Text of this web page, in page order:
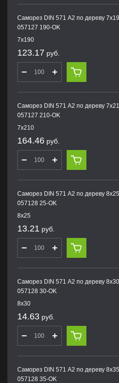
Саморез DIN 571 А2 по дереву
057127 190-OK
7х190
123.17 руб.
Саморез DIN 571 А2 по дереву
057127 210-OK
7х210
164.46 руб.
Саморез DIN 571 А2 по дереву 8х25
057128 25-OK
8х25
13.21 руб.
Саморез DIN 571 А2 по дереву 8х30
057128 30-OK
8х30
14.63 руб.
Саморез DIN 571 А2 по дереву 8х35
057128 35-OK